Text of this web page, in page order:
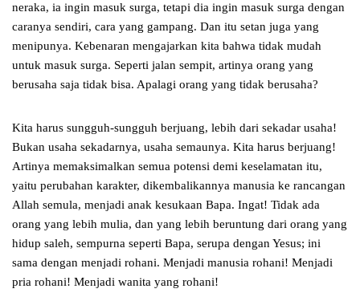
neraka, ia ingin masuk surga, tetapi dia ingin masuk surga dengan
caranya sendiri, cara yang gampang. Dan itu setan juga yang
menipunya. Kebenaran mengajarkan kita bahwa tidak mudah
untuk masuk surga. Seperti jalan sempit, artinya orang yang
berusaha saja tidak bisa. Apalagi orang yang tidak berusaha?
Kita harus sungguh-sungguh berjuang, lebih dari sekadar usaha!
Bukan usaha sekadarnya, usaha semaunya. Kita harus berjuang!
Artinya memaksimalkan semua potensi demi keselamatan itu,
yaitu perubahan karakter, dikembalikannya manusia ke rancangan
Allah semula, menjadi anak kesukaan Bapa. Ingat! Tidak ada
orang yang lebih mulia, dan yang lebih beruntung dari orang yang
hidup saleh, sempurna seperti Bapa, serupa dengan Yesus; ini
sama dengan menjadi rohani. Menjadi manusia rohani! Menjadi
pria rohani! Menjadi wanita yang rohani!